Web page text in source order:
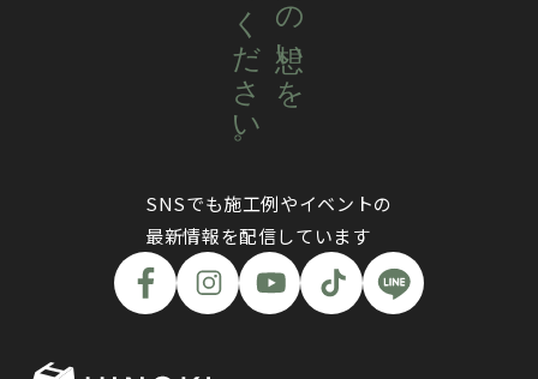
SNSでも施工例やイベントの
最新情報を配信しています